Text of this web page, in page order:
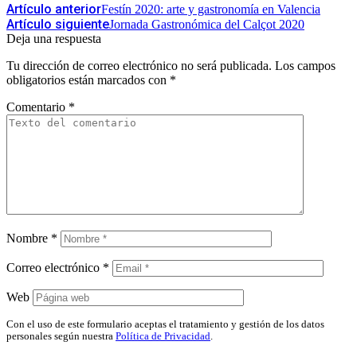
Artículo anteriorFestín 2020: arte y gastronomía en Valencia
Artículo siguienteJornada Gastronómica del Calçot 2020
Deja una respuesta
Tu dirección de correo electrónico no será publicada. Los campos
obligatorios están marcados con *
Comentario *
Nombre *
Correo electrónico *
Web
Con el uso de este formulario aceptas el tratamiento y gestión de los datos
personales según nuestra Política de Privacidad.